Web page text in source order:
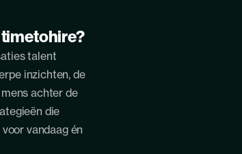
talent
inzichten, de
achter de
die
vandaag én